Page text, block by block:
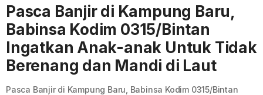
Pasca Banjir di Kampung Baru,
Babinsa Kodim 0315/Bintan
Ingatkan Anak-anak Untuk Tidak
Berenang dan Mandi di Laut
Pasca Banjir di Kampung Baru, Babinsa Kodim 0315/Bintan